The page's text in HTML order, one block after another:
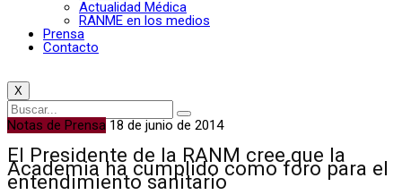
Actualidad Médica
RANME en los medios
Prensa
Contacto
X
Notas de Prensa 18 de junio de 2014
El Presidente de la RANM cree que la
Academia ha cumplido como foro para el
entendimiento sanitario